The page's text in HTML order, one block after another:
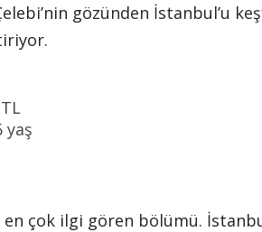
gözünden İstanbul’u
yaş
en çok ilgi gören bölümü.